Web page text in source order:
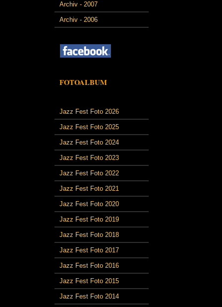
Archiv - 2007
Archiv - 2006
FOTOALBUM
Jazz Fest Foto 2026
Jazz Fest Foto 2025
Jazz Fest Foto 2024
Jazz Fest Foto 2023
Jazz Fest Foto 2022
Jazz Fest Foto 2021
Jazz Fest Foto 2020
Jazz Fest Foto 2019
Jazz Fest Foto 2018
Jazz Fest Foto 2017
Jazz Fest Foto 2016
Jazz Fest Foto 2015
Jazz Fest Foto 2014